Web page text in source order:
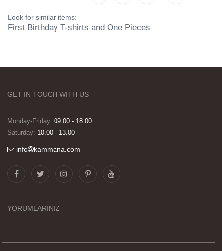
Look for similar items:
First Birthday T-shirts and One Pieces
GET IN TOUCH WITH US
Monday-Friday: 09.00 - 18.00
Saturday: 10.00 - 13.00
info kammana.com
YORUMLARINIZ
Görselleri ve baskı kalitesi harika. Övünç Bey'in
tüm süreçteki desteği ile siparislerim kısa
günü hediyesi oldu. Kammana ailesine tüm
emekleri icin sonsuz teşekkürler.